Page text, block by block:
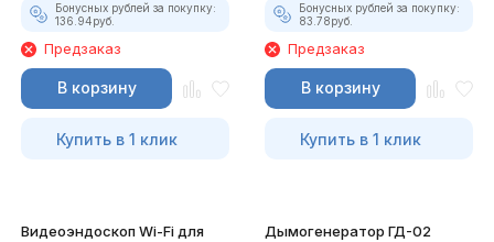
Бонусных рублей за покупку:
136.94руб.
Предзаказ
В корзину
Купить в 1 клик
Бонусных рублей за покупку:
83.78руб.
Предзаказ
В корзину
Купить в 1 клик
Видеоэндоскоп Wi-Fi для
Дымогенератор ГД-02